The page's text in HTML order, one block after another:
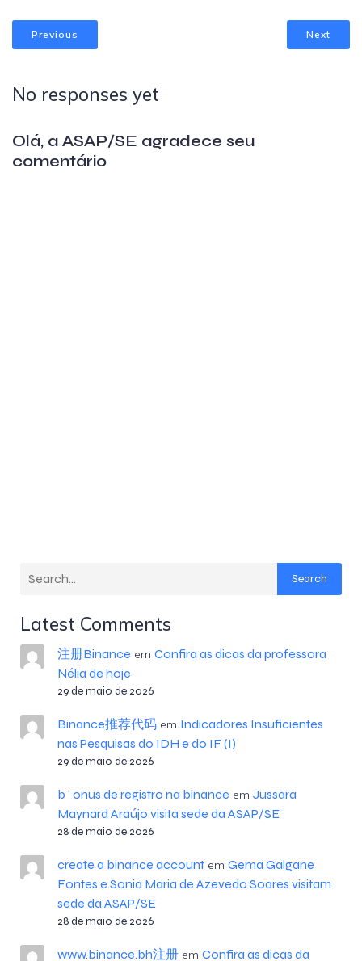
Previous Next
No responses yet
Olá, a ASAP/SE agradece seu
comentário
Search
Latest Comments
注册Binance em Confira as dicas da professora
Nélia de hoje
29 de maio de 2026
Binance推荐代码em Indicadores Insuficientes
nas Pesquisas do IDH e do IF (I)
29 de maio de 2026
b^onus de registro na binance em Jussara
Maynard Araújo visita sede da ASAP/SE
28 de maio de 2026
create a binance accountem Gema Galgane
Fontes e Sonia Maria de Azevedo Soares visitam
sede da ASAP/SE
28 de maio de 2026
www.binance.bh注册em Confira as dicas da